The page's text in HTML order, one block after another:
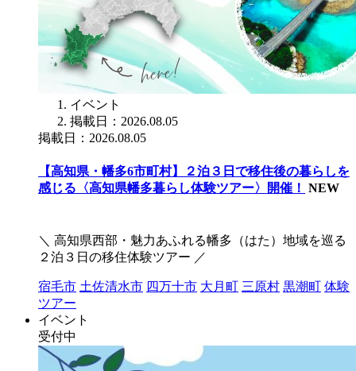
イベント
掲載日：2026.08.05
掲載日：2026.08.05
【高知県・幡多6市町村】２泊３日で移住後の暮らしを
感じる〈高知県幡多暮らし体験ツアー〉開催！ NEW
＼ 高知県西部・魅力あふれる幡多（はた）地域を巡る
２泊３日の移住体験ツアー ／
宿毛市 土佐清水市 四万十市 大月町 三原村 黒潮町 体験
ツアー
イベント
受付中